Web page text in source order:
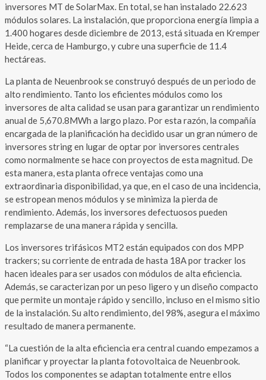
inversores MT de SolarMax. En total, se han instalado 22.623
módulos solares. La instalación, que proporciona energía limpia a
1.400 hogares desde diciembre de 2013, está situada en Kremper
Heide, cerca de Hamburgo, y cubre una superficie de 11.4
hectáreas.
La planta de Neuenbrook se construyó después de un periodo de
alto rendimiento. Tanto los eficientes módulos como los
inversores de alta calidad se usan para garantizar un rendimiento
anual de 5,670.8MWh a largo plazo. Por esta razón, la compañía
encargada de la planificación ha decidido usar un gran número de
inversores string en lugar de optar por inversores centrales
como normalmente se hace con proyectos de esta magnitud. De
esta manera, esta planta ofrece ventajas como una
extraordinaria disponibilidad, ya que, en el caso de una incidencia,
se estropean menos módulos y se minimiza la pierda de
rendimiento. Además, los inversores defectuosos pueden
remplazarse de una manera rápida y sencilla.
Los inversores trifásicos MT2 están equipados con dos MPP
trackers; su corriente de entrada de hasta 18A por tracker los
hacen ideales para ser usados con módulos de alta eficiencia.
Además, se caracterizan por un peso ligero y un diseño compacto
que permite un montaje rápido y sencillo, incluso en el mismo sitio
de la instalación. Su alto rendimiento, del 98%, asegura el máximo
resultado de manera permanente.
“La cuestión de la alta eficiencia era central cuando empezamos a
planificar y proyectar la planta fotovoltaica de Neuenbrook.
Todos los componentes se adaptan totalmente entre ellos